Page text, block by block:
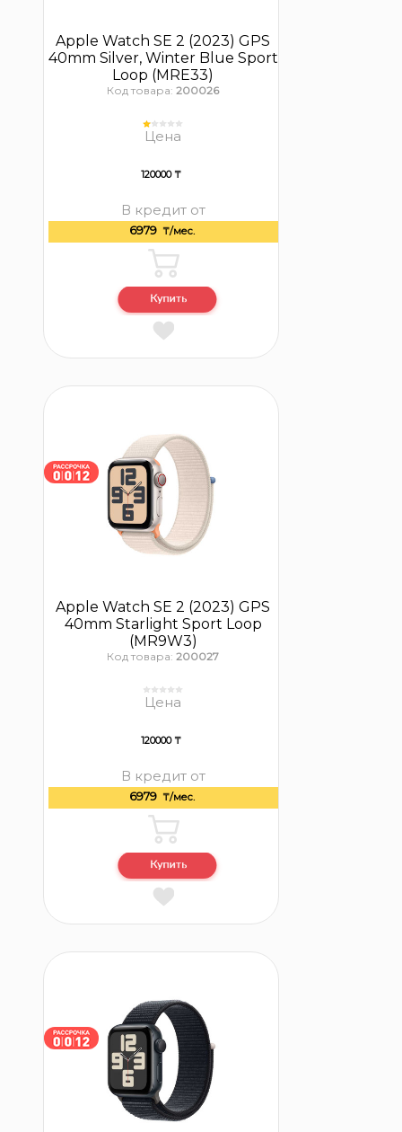
Apple Watch SE 2 (2023) GPS
40mm Silver, Winter Blue Sport
Loop (MRE33)
Код товара: 200026
Цена
120000 ₸
В кредит от
6979 ₸/мес.
Apple Watch SE 2 (2023) GPS
40mm Starlight Sport Loop
(MR9W3)
Код товара: 200027
Цена
120000 ₸
В кредит от
6979 ₸/мес.